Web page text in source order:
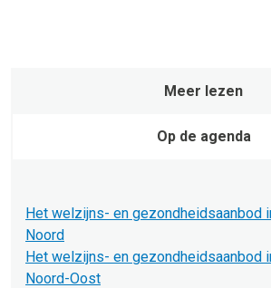
Meer lezen
Op de agenda
Het welzijns- en gezondheidsaanbod
Noord
Het welzijns- en gezondheidsaanbod
Noord-Oost